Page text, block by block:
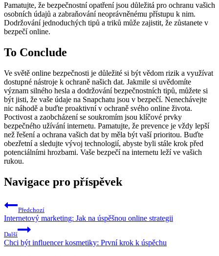
Pamatujte, že bezpečnostní opatření jsou důležitá pro ochranu vašich
osobních údajů a zabraňování neoprávněnému přístupu k nim.
Dodržování jednoduchých tipů a triků může zajistit, že zůstanete v
bezpečí online.
To Conclude
Ve světě online bezpečnosti je důležité si být vědom rizik a využívat
dostupné nástroje k ochraně našich dat. Jakmile si uvědomíte
význam silného hesla a dodržování bezpečnostních tipů, můžete si
být jisti, že vaše údaje na Snapchatu jsou v bezpečí. Nenechávejte
nic náhodě a buďte proaktivní v ochraně svého online života.
Poctivost a zaobcházení se soukromím jsou klíčové prvky
bezpečného užívání internetu. Pamatujte, že prevence je vždy lepší
než řešení a ochrana vašich dat by měla být vaší prioritou. Buďte
obezřetní a sledujte vývoj technologií, abyste byli stále krok před
potenciálními hrozbami. Vaše bezpečí na internetu leží ve vašich
rukou.
Navigace pro příspěvek
Předchozí
Internetový marketing: Jak na úspěšnou online strategii
Další
Chci být influencer kosmetiky: První krok k úspěchu